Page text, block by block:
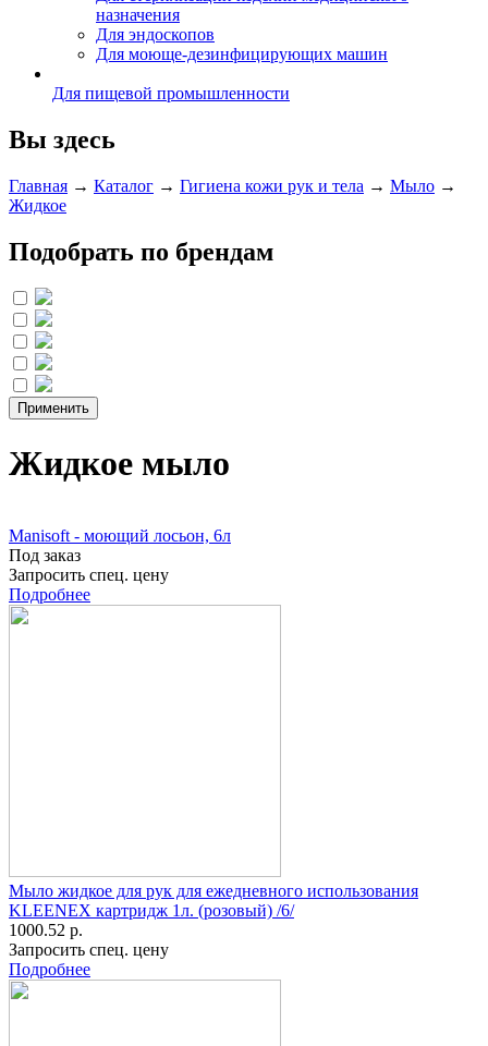
назначения
Для эндоскопов
Для моюще-дезинфицирующих машин
Для пищевой промышленности
Вы здесь
Главная → Каталог → Гигиена кожи рук и тела → Мыло →
Жидкое
Подобрать по брендам
Жидкое мыло
Manisoft - моющий лосьон, 6л
Под заказ
Запросить спец. цену
Подробнее
Мыло жидкое для рук для ежедневного использования
KLEENEX картридж 1л. (розовый) /6/
1000.52 р.
Запросить спец. цену
Подробнее